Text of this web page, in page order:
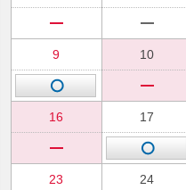
9 10
16 17
23 24